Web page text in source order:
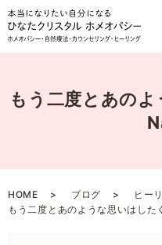
もう二度とあの
HOME ブログ
ヒー
もう二度とあのような思いはし